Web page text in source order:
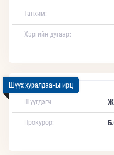
Танхим:
Хэргийн дугаар:
Шүүх хуралдааны ирц
Шүүгдэгч:
Прокурор: